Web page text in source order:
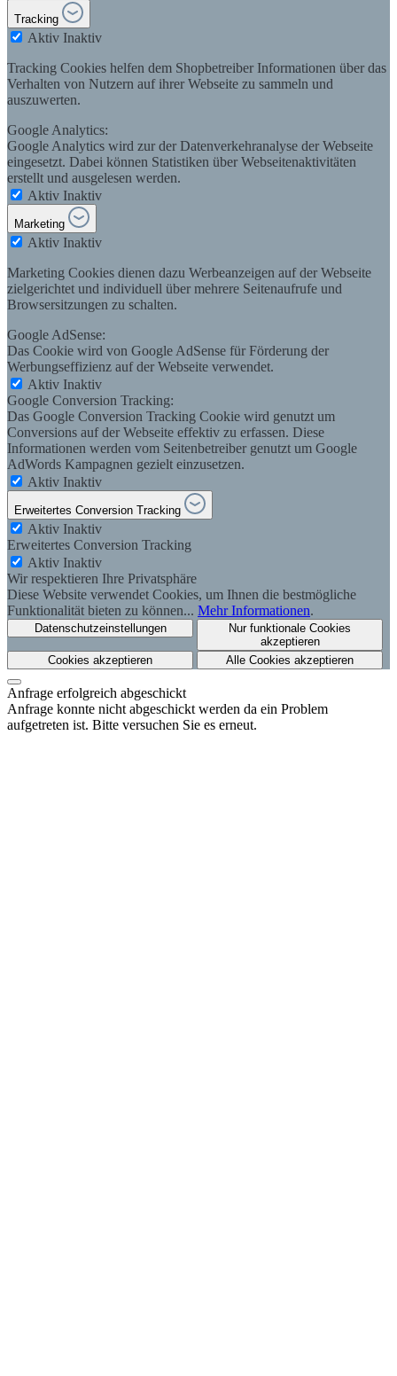
Tracking
Aktiv Inaktiv
Tracking Cookies helfen dem Shopbetreiber Informationen über das
Verhalten von Nutzern auf ihrer Webseite zu sammeln und
auszuwerten.
Google Analytics:
Google Analytics wird zur der Datenverkehranalyse der Webseite
eingesetzt. Dabei können Statistiken über Webseitenaktivitäten
erstellt und ausgelesen werden.
Aktiv Inaktiv
Marketing
Aktiv Inaktiv
Marketing Cookies dienen dazu Werbeanzeigen auf der Webseite
zielgerichtet und individuell über mehrere Seitenaufrufe und
Browsersitzungen zu schalten.
Google AdSense:
Das Cookie wird von Google AdSense für Förderung der
Werbungseffizienz auf der Webseite verwendet.
Aktiv Inaktiv
Google Conversion Tracking:
Das Google Conversion Tracking Cookie wird genutzt um
Conversions auf der Webseite effektiv zu erfassen. Diese
Informationen werden vom Seitenbetreiber genutzt um Google
AdWords Kampagnen gezielt einzusetzen.
Aktiv Inaktiv
Erweitertes Conversion Tracking
Aktiv Inaktiv
Erweitertes Conversion Tracking
Aktiv Inaktiv
Wir respektieren Ihre Privatsphäre
Diese Website verwendet Cookies, um Ihnen die bestmögliche
Funktionalität bieten zu können... Mehr Informationen.
Datenschutzeinstellungen
Nur funktionale Cookies
akzeptieren
Cookies akzeptieren
Alle Cookies akzeptieren
Anfrage erfolgreich abgeschickt
Anfrage konnte nicht abgeschickt werden da ein Problem
aufgetreten ist. Bitte versuchen Sie es erneut.